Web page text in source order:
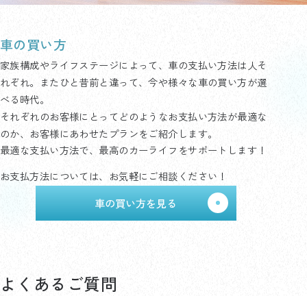
車の買い方
家族構成やライフステージによって、車の支払い方法は人そ
れぞれ。またひと昔前と違って、今や様々な車の買い方が選
べる時代。
それぞれのお客様にとってどのようなお支払い方法が最適な
のか、お客様にあわせたプランをご紹介します。
最適な支払い方法で、最高のカーライフをサポートします！
お支払方法については、お気軽にご相談ください！
車の買い方を見る
よくあるご質問